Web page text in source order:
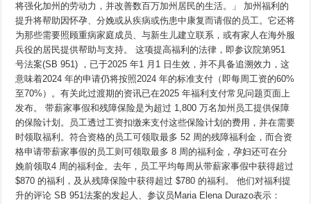
障
福
利
提
高
至
史
新
高
将强化加州的劳动力，并改善数百万加州居民的生活。」 加州福利的
提升将帮助因怀孕、分娩或从疾病或伤患中康复而请假的员工。它还将
为那些需要照顾重病家庭成员、与新生儿建立联系，或有家人在海外服
兵役的居民提供帮助与支持。 这项提高福利的法律，即参议院第951
号法案(SB 951) ，已于2025 年1 月1 日生效，并不具备追溯效力，这
意味着2024 年的申请仍将按照2024 年的标准支付（即每周工资的60%
至70%）。有关此过渡期的资讯已在2025 年福利支付常见问题页面上
发布。 带薪家事假和残障保险是为超过 1,800 万名加州员工提供保障
的保险计划。员工透过工资扣缴来支付这些保险计划的费用，并在需要
时领取福利。符合资格的员工可领取最多 52 周的残障福利金，而合资
格申请带薪家事假的员工则可领取最多 8 周的福利金，孕妇还可在分
娩前领取4 周的福利金。去年，员工平均每周从带薪家事假中获得超过
$870 的福利，及从残障保险中获得超过 $780 的福利。 他们对福利提
升的评论 SB 951法案的发起人、参议员Maria Elena Durazo表示：